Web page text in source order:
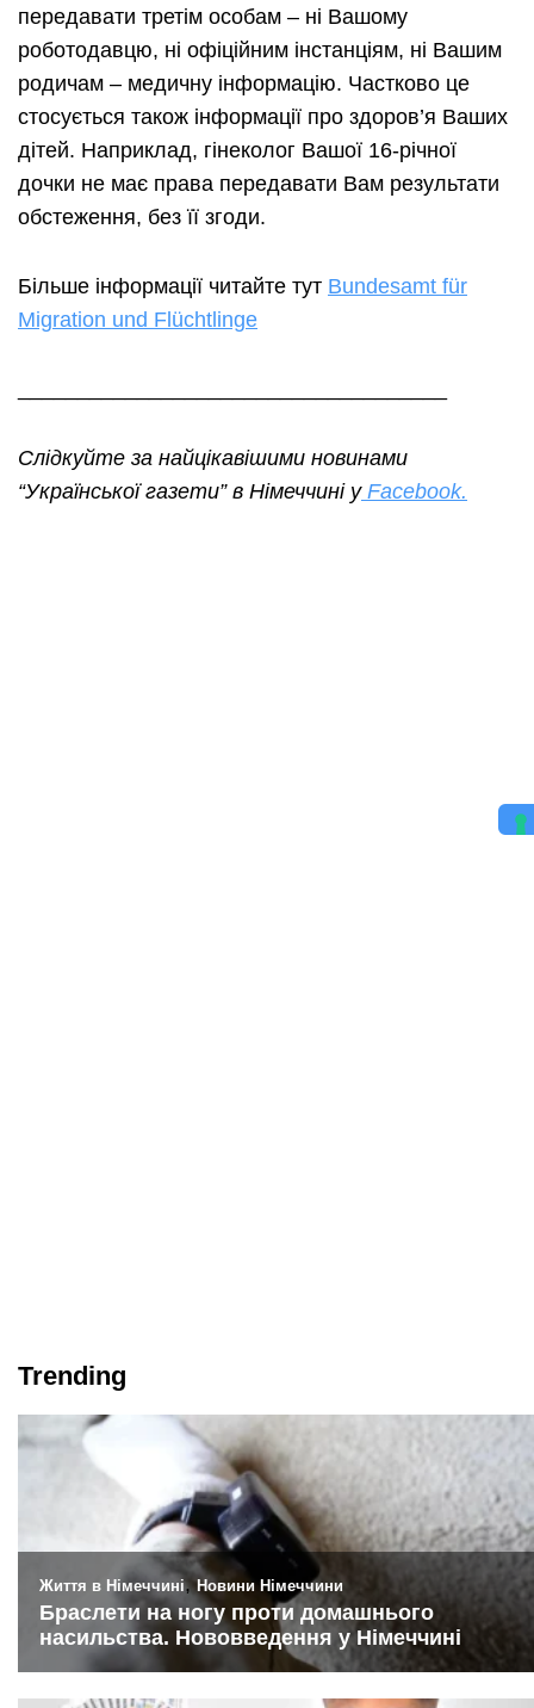
передавати третім особам – ні Вашому
роботодавцю, ні офіційним інстанціям, ні Вашим
родичам – медичну інформацію. Частково це
стосується також інформації про здоров’я Ваших
дітей. Наприклад, гінеколог Вашої 16-річної
дочки не має права передавати Вам результати
обстеження, без її згоди.
Більше інформації читайте тут Bundesamt für
Migration und Flüchtlinge
Слідкуйте за найцікавішими новинами
“Української газети” в Німеччині уFacebook.
Trending